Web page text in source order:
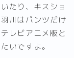
たり、キスショ
川はパンツだけ
レビアニメ版と
いですよ。